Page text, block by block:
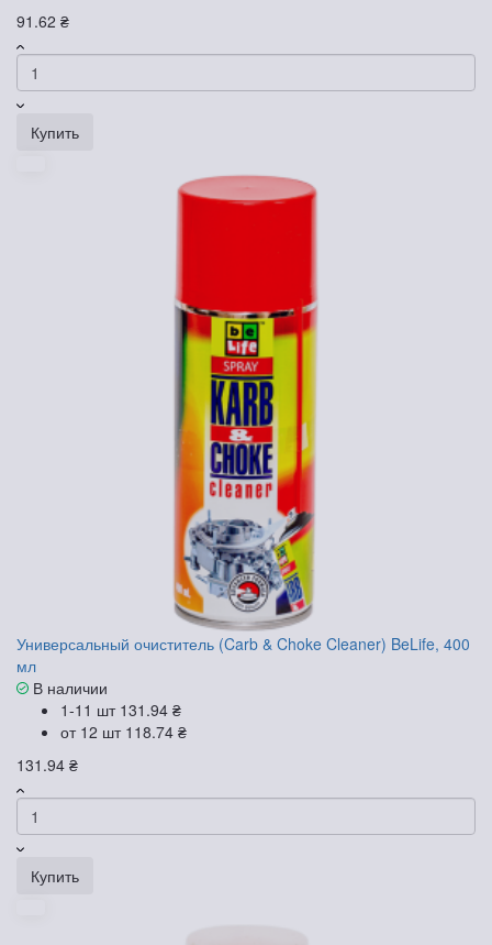
91.62 ₴
Купить
Универсальный очиститель (Carb & Choke Cleaner) BeLife, 400
мл
В наличии
1-11 шт 131.94 ₴
от 12 шт 118.74 ₴
131.94 ₴
Купить